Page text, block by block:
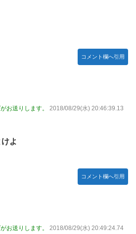
コメント欄へ引用
お送りします。
2018/08/29(水) 20:46:39.13
よ
コメント欄へ引用
お送りします。
2018/08/29(水) 20:49:24.74